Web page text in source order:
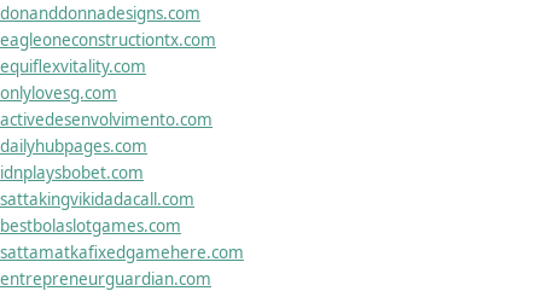
donanddonnadesigns.com
eagleoneconstructiontx.com
equiflexvitality.com
onlylovesg.com
activedesenvolvimento.com
dailyhubpages.com
idnplaysbobet.com
sattakingvikidadacall.com
bestbolaslotgames.com
sattamatkafixedgamehere.com
entrepreneurguardian.com